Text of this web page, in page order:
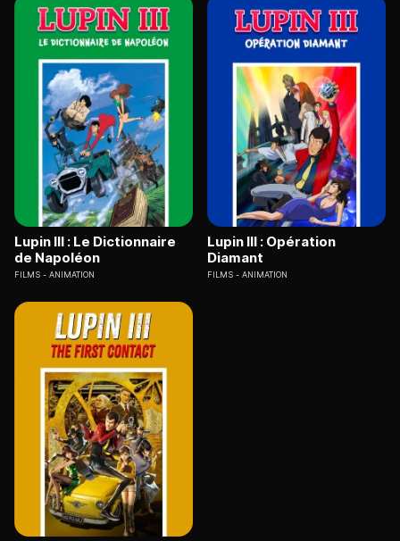
Lupin III : Le Dictionnaire
de Napoléon
FILMS ANIMATION
Lupin III : Opération
Diamant
FILMS ANIMATION